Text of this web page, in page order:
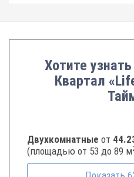
Хотите
Квартал
Двухкомнатные от
(площадью от 53 до 89 м